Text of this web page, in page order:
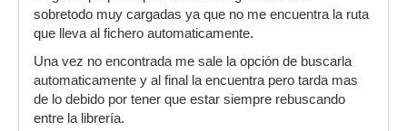
sobretodo muy cargadas ya que no me encuentra la ruta
que lleva al fichero automaticamente.
Una vez no encontrada me sale la opción de buscarla
automaticamente y al final la encuentra pero tarda mas
de lo debido por tener que estar siempre rebuscando
entre la librería.